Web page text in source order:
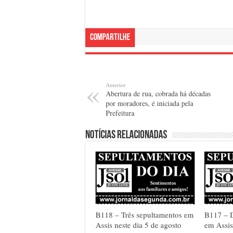
Compartilhe
Anterior
Abertura de rua, cobrada há décadas
por moradores, é iniciada pela
Prefeitura
Notícias relacionadas
B118 – Três sepultamentos em
Assis neste dia 5 de agosto
B117 –
em